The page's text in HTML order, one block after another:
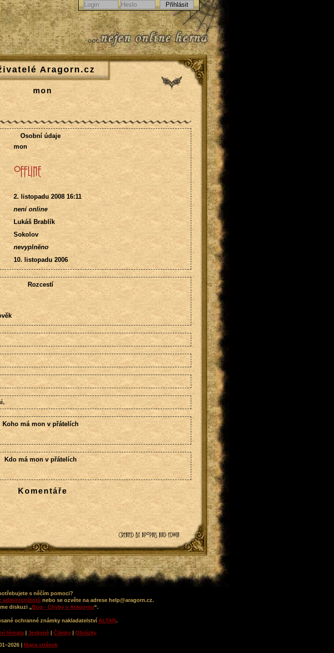
Aragorn.cz
mon
Osobní údaje
mon
2. listopadu 2008 16:11
není online
Lukáš Brablík
Sokolov
nevyplněno
10. listopadu 2006
Rozcestí
Koho má mon v přátelích
Kdo má mon v přátelích
Komentáře
s něčím pomoci?
administrátorů nebo se ozvěte na adrese help@aragorn.cz.
diskuzi „Bug - Chyby v Aragornu“.
ochranné známky nakladatelství ALTAR.
témata | Jeskyně | Články | Obrázky
| Mapa stránek